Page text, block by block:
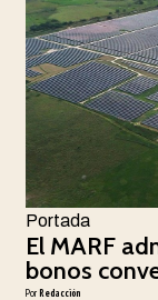
Portada
El MARF
bonos
PorRedacción